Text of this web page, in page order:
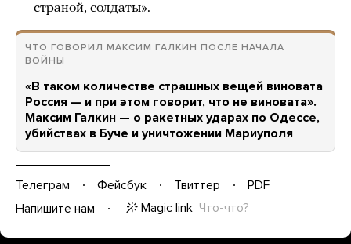
страной, солдаты».
ЧТО ГОВОРИЛ МАКСИМ ГАЛКИН ПОСЛЕ НАЧАЛА
ВОЙНЫ
«В таком количестве страшных вещей виновата
Россия — и при этом говорит, что не виновата».
Максим Галкин — о ракетных ударах по Одессе,
убийствах в Буче и уничтожении Мариуполя
Телеграм Фейсбук Твиттер
PDF
Напишите нам
Magic link Что-что?